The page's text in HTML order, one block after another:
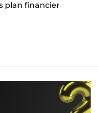
plan financier